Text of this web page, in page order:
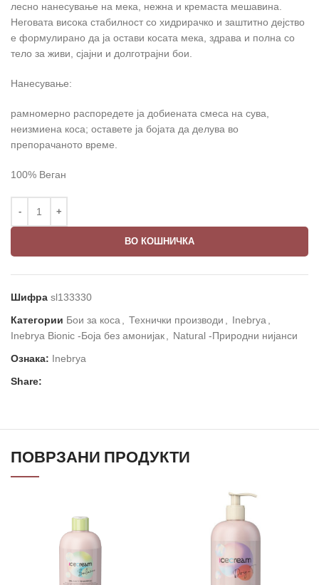
лесно нанесување на мека, нежна и кремаста мешавина.
Неговата висока стабилност со хидрирачко и заштитно дејство
е формулирано да ја остави косата мека, здрава и полна со
тело за живи, сјајни и долготрајни бои.
Нанесување:
рамномерно распоредете ја добиената смеса на сува,
неизмиена коса; оставете ја бојата да делува во
препорачаното време.
100% Веган
ВО КОШНИЧКА
Шифра sl133330
Категории Бои за коса Технички производи Inebrya
Inebrya Bionic -Боја без амонијак
Natural -Природни нијанси
Ознака: Inebrya
Share:
ПОВРЗАНИ ПРОДУКТИ